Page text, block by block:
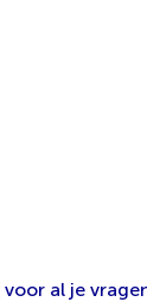
voor al je